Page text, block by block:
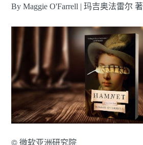
By Maggie O'Farrell | 玛吉奥法雷尔 著
© 微软亚洲研究院